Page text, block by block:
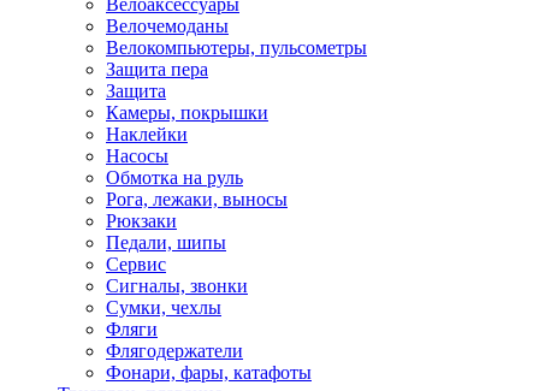
Велоаксессуары
Велочемоданы
Велокомпьютеры, пульсометры
Защита пера
Защита
Камеры, покрышки
Наклейки
Насосы
Обмотка на руль
Рога, лежаки, выносы
Рюкзаки
Педали, шипы
Сервис
Сигналы, звонки
Сумки, чехлы
Фляги
Флягодержатели
Фонари, фары, катафоты